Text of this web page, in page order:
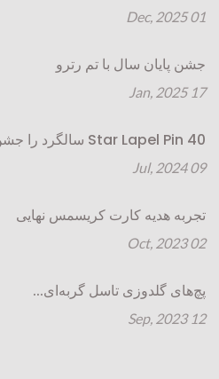
01 Dec, 2025
جشن پایان سال با تم رترو
17 Jan, 2025
Star Lapel Pin 40 سالگرد را جشن می‌گیرد.
09 Jul, 2024
تجربه هدیه کارت کریسمس نهایی
02 Oct, 2023
پچ‌های گلدوزی تاسل گربه‌ای...
12 Sep, 2023